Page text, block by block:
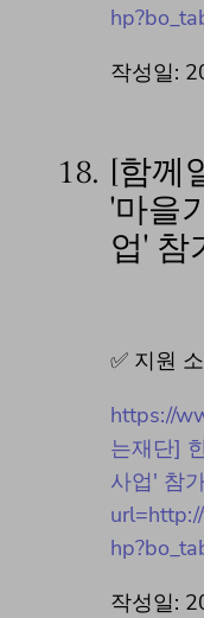
작성일:
18. [함께
'마을
업' 참
✅ 지원
https://
는재단]
사업' 참
작성일: